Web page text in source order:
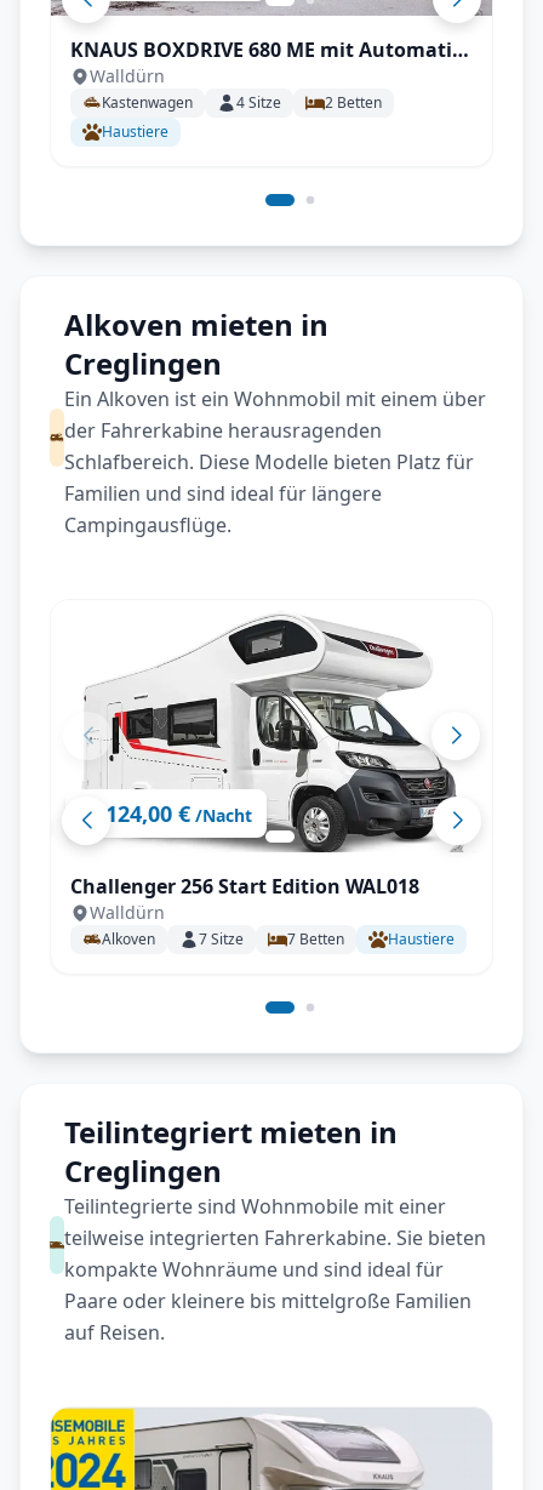
KNAUS BOXDRIVE 680 ME mit Automatik
uvm.
Walldürn
Kastenwagen 4Sitze 2 Betten
Haustiere
Alkoven mieten in
Creglingen
Ein Alkoven ist ein Wohnmobil mit einem über
der Fahrerkabine herausragenden
Schlafbereich. Diese Modelle bieten Platz für
Familien und sind ideal für längere
Campingausflüge.
ab 124,00 € /Nacht
Challenger 256 Start Edition WAL018
Walldürn
Alkoven 7Sitze 7 Betten Haustiere
Teilintegriert mieten in
Creglingen
Teilintegrierte sind Wohnmobile mit einer
teilweise integrierten Fahrerkabine. Sie bieten
kompakte Wohnräume und sind ideal für
Paare oder kleinere bis mittelgroße Familien
auf Reisen.